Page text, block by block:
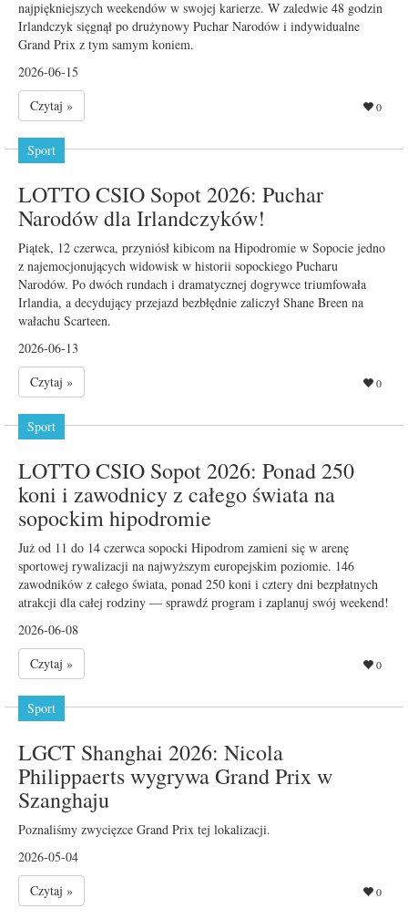
najpiękniejszych weekendów w swojej karierze. W zaledwie 48 godzin
Irlandczyk sięgnął po drużynowy Puchar Narodów i indywidualne
Grand Prix z tym samym koniem.
2026-06-15
Czytaj »
0
Sport
LOTTO CSIO Sopot 2026: Puchar
Narodów dla Irlandczyków!
Piątek, 12 czerwca, przyniósł kibicom na Hipodromie w Sopocie jedno
z najemocjonujących widowisk w historii sopockiego Pucharu
Narodów. Po dwóch rundach i dramatycznej dogrywce triumfowała
Irlandia, a decydujący przejazd bezbłędnie zaliczył Shane Breen na
wałachu Scarteen.
2026-06-13
Czytaj »
0
Sport
LOTTO CSIO Sopot 2026: Ponad 250
koni i zawodnicy z całego świata na
sopockim hipodromie
Już od 11 do 14 czerwca sopocki Hipodrom zamieni się w arenę
sportowej rywalizacji na najwyższym europejskim poziomie. 146
zawodników z całego świata, ponad 250 koni i cztery dni bezpłatnych
atrakcji dla całej rodziny — sprawdź program i zaplanuj swój weekend!
2026-06-08
Czytaj »
0
Sport
LGCT Shanghai 2026: Nicola
Philippaerts wygrywa Grand Prix w
Szanghaju
Poznaliśmy zwycięzce Grand Prix tej lokalizacji.
2026-05-04
Czytaj »
0